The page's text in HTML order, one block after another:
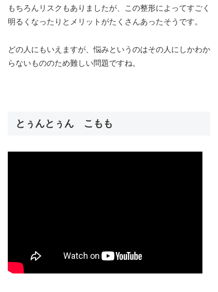
もちろんリスクもありましたが、この整形によってすごく
明るくなったりとメリットがたくさんあったそうです。
どの人にもいえますが、悩みというのはその人にしかわか
らないもののため難しい問題ですね。
とぅんとぅん こもも